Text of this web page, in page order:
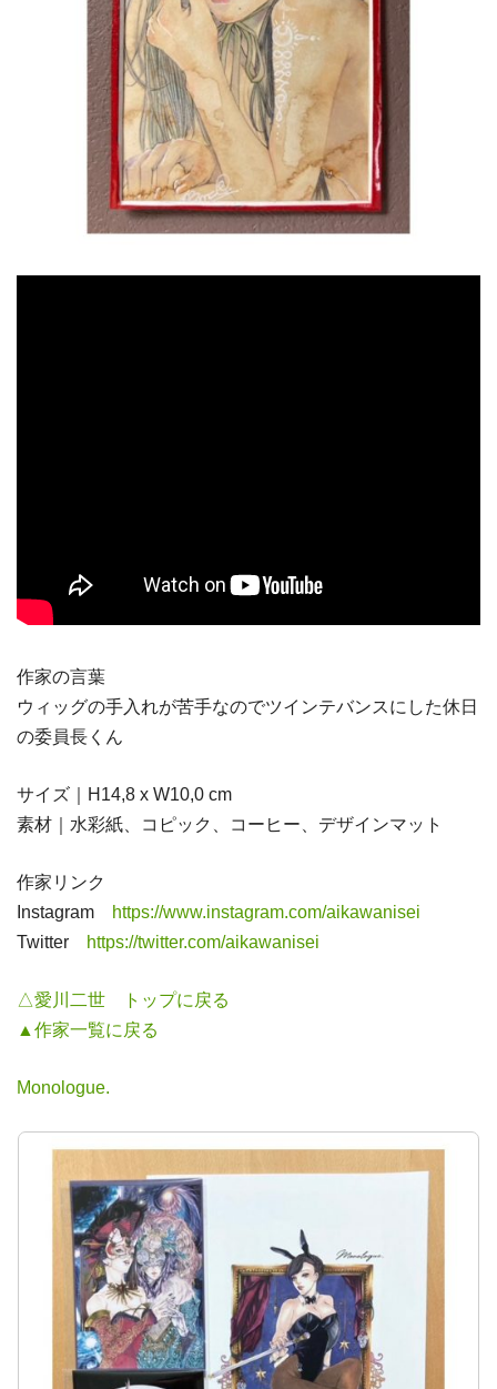
作家の言葉
ウィッグの手入れが苦手なのでツインテバンスにした休日
の委員長くん
サイズ｜H14,8 x W10,0 cm
素材｜水彩紙、コピック、コーヒー、デザインマット
作家リンク
Instagram
https://www.instagram.com/aikawanisei
Twitter
https://twitter.com/aikawanisei
△愛川二世 トップに戻る
▲作家一覧に戻る
Monologue.